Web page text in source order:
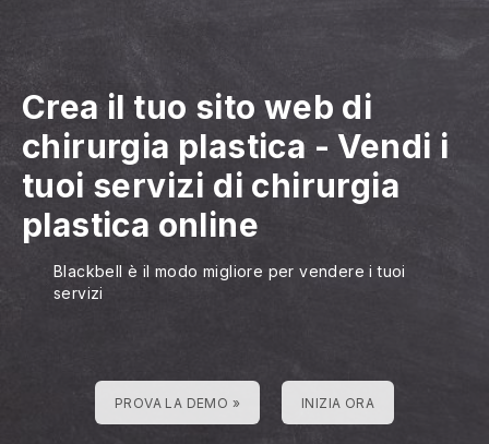
Crea il tuo sito web di
chirurgia plastica -Vendi i
tuoi servizi di chirurgia
plastica online
Blackbell è il modo migliore per vendere i tuoi
servizi
PROVA LA DEMO » INIZIA ORA